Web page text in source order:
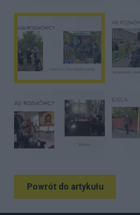
Powrót do artykułu